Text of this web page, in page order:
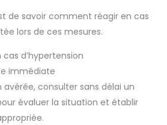
de savoir comment réagir en cas
lors de ces mesures.
d’hypertension
immédiate
avérée, consulter sans délai un
évaluer la situation et établir